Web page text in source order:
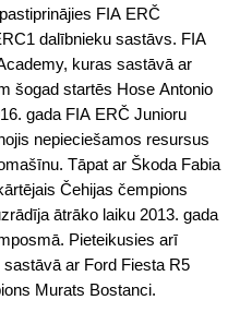
FIA ERČ
dalībnieku sastāvs. FIA
kuras sastāvā ar
šogad startēs Hose Antonio
gada FIA ERČ Junioru
nepieciešamos resursus
Tāpat ar Škoda Fabia
Čehijas čempions
ātrāko laiku 2013. gada
Pieteikusies arī
ar Ford Fiesta R5
Murats Bostanci.